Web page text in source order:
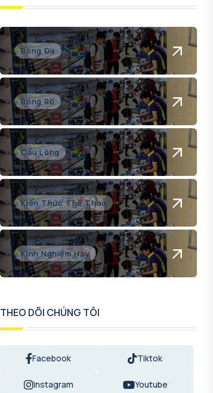
Bóng Đá
Bóng Rổ
Cầu Lông
Kiến Thức Thể Thao
Kinh Nghiệm Hay
THEO DÕI CHÚNG TÔI
Facebook Tiktok
Instagram Youtube